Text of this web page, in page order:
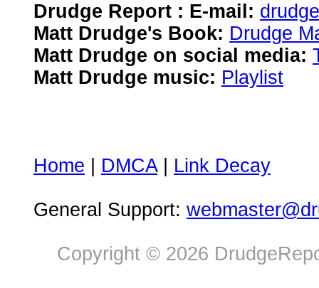
Drudge Report : E-mail:
Matt Drudge's Book: Drudge
Matt Drudge on social media:
Matt Drudge music: Playlist
Home DMCA| Link Decay
General Support:
Copyright © 2026